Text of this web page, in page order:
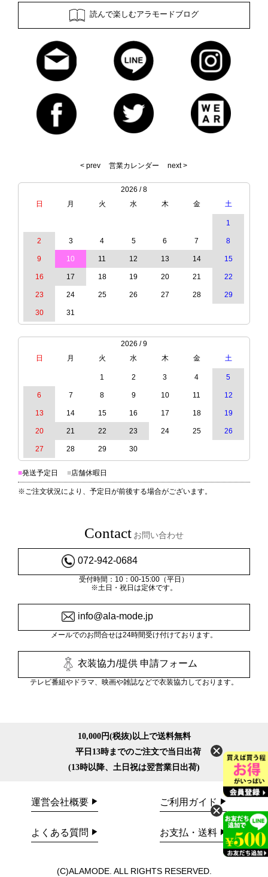
読んで楽しむアラモードブログ
< prev 営業カレンダー next >
2026 / 8
日
月 火 水 木 金 土
1
2 3 4 5 6 7 8
9 10 11 12 13 14 15
16 17 18 19 20 21 22
23 24 25 26 27 28 29
30 31
2026 / 9
日
月 火 水 木 金 土
1 2 3 4 5
6 7 8 9 10 11 12
13 14 15 16 17 18 19
20 21 22 23 24 25 26
27 28 29 30
■発送予定日 ■店舗休暇日
※ご注文状況により、予定日が前後する場合がございます。
Contact お問い合わせ
072-942-0684
受付時間：10：00-15:00（平日）
※土日・祝日は定休です。
info@ala-mode.jp
メールでのお問合せは24時間受け付けております。
衣装協力/提供 申請フォーム
テレビ番組やドラマ、映画や雑誌などで衣装協力しております。
10,000円(税抜)以上で送料無料
平日13時までのご注文で当日出荷
(13時以降、土日祝は翌営業日出荷)
運営会社概要 ご利用ガイド
よくある質問 お支払・送料
(C)ALAMODE. ALL RIGHTS RESERVED.